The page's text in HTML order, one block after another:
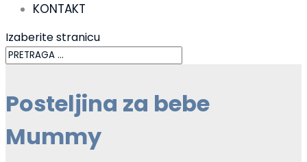
KONTAKT
Izaberite stranicu
Posteljina za bebe
Mummy